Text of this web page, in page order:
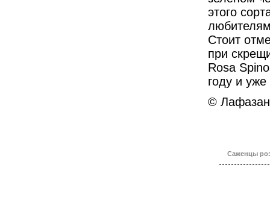
этого
Стоит
при
Rosa
году и
©
Саженцы